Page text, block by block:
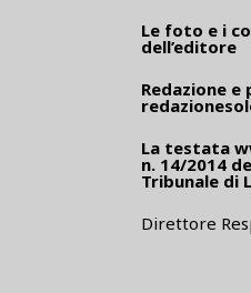
Le foto e i
dell’editore
Redazione
La testata
n. 14/2014
Tribunale di
Direttore